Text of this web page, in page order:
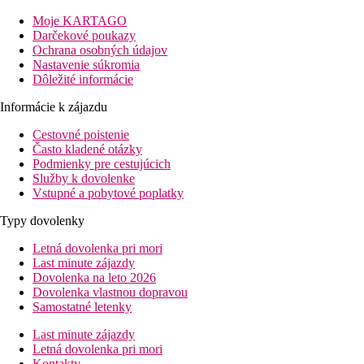
Vstupná hala s recepciou, bazén - lehátka a slnečníky zadarmo,
bar pri bazéne, fitness.
Izby
Dvojlôžková izba, Výhľad záhrada:
Wifi (zdarma), trezor (zdarma), balkón alebo terasa, 17 m
vyššie uvedené vybavenie)
Dvojposteľová izba, Výhľad mora:
Pláž
Piesočnato-kamienková, lehátka a slnečníky za poplatok.
Stravovanie
Raňajky
formou bufetu
Športová ponuka
n/a
Zábava
n/a
Moje KARTAGO
Darčekové poukazy
Ochrana osobných údajov
Nastavenie súkromia
Dôležité informácie
Informácie k zájazdu
Cestovné poistenie
Často kladené otázky
Podmienky pre cestujúcich
Služby k dovolenke
Vstupné a pobytové poplatky
Typy dovolenky
Letná dovolenka pri mori
Last minute zájazdy
Dovolenka na leto 2026
Dovolenka vlastnou dopravou
Samostatné letenky
Last minute zájazdy
Letná dovolenka pri mori